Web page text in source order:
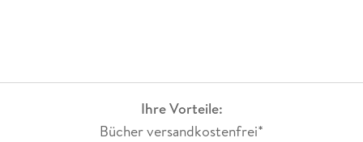
Ihre Vorteile:
Bücher versandkostenfrei*